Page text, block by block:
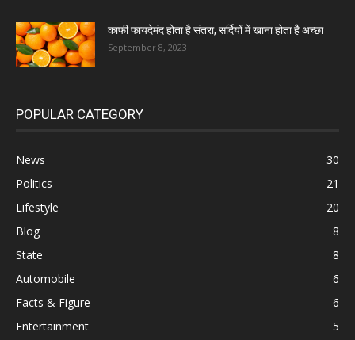
काफी फायदेमंद होता है संतरा, सर्दियों में खाना होता है अच्छा
September 8, 2023
POPULAR CATEGORY
News
30
Politics
21
Lifestyle
20
Blog
8
State
8
Automobile
6
Facts & Figure
6
Entertainment
5